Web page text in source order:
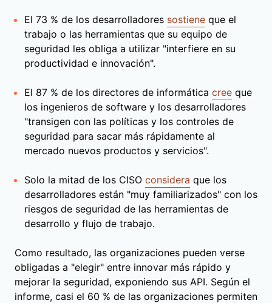
El 73 % de los desarrolladores sostiene que el
trabajo o las herramientas que su equipo de
seguridad les obliga a utilizar "interfiere en su
productividad e innovación".
El 87 % de los directores de informática cree que
los ingenieros de software y los desarrolladores
"transigen con las políticas y los controles de
seguridad para sacar más rápidamente al
mercado nuevos productos y servicios".
Solo la mitad de los CISO considera que los
desarrolladores están "muy familiarizados" con los
riesgos de seguridad de las herramientas de
desarrollo y flujo de trabajo.
Como resultado, las organizaciones pueden verse
obligadas a "elegir" entre innovar más rápido y
mejorar la seguridad, exponiendo sus API. Según el
informe, casi el 60 % de las organizaciones permiten